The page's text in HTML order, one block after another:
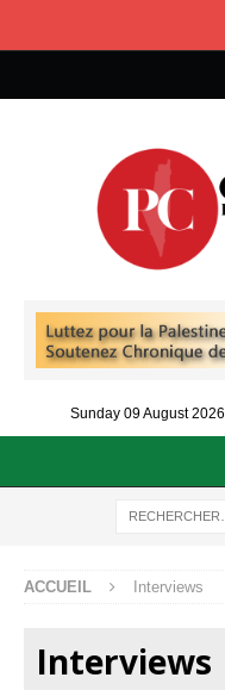
Sunday 09 August 2026
ACCUEIL Interviews
Interviews